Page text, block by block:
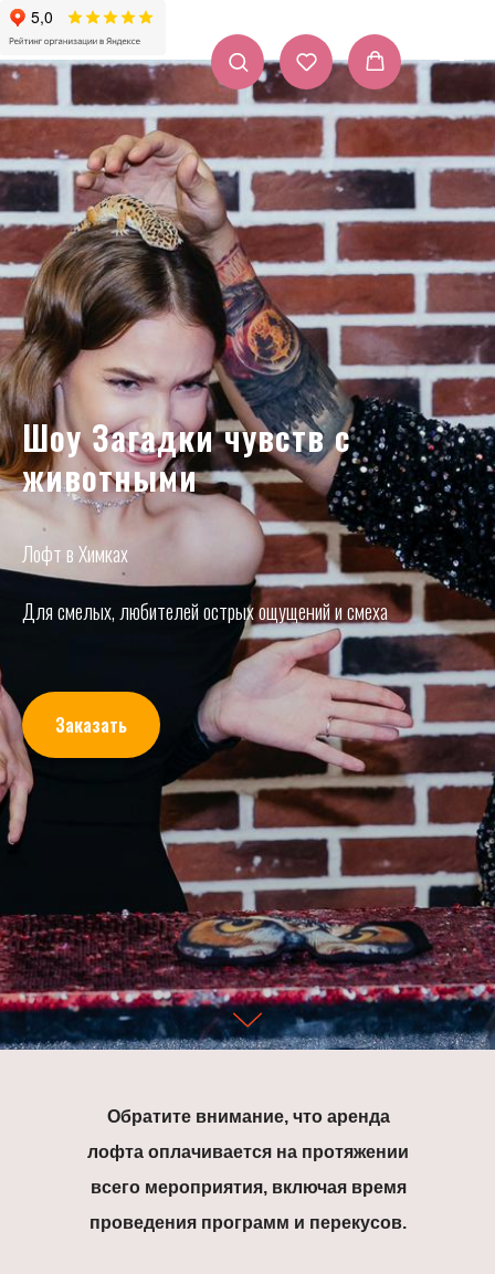
Шоу Загадки чувств с
животными
Лофт в Химках
Для смелых, любителей острых ощущений и смеха
Заказать
Обратите внимание, что аренда
лофта оплачивается на протяжении
всего мероприятия, включая время
проведения программ и перекусов.